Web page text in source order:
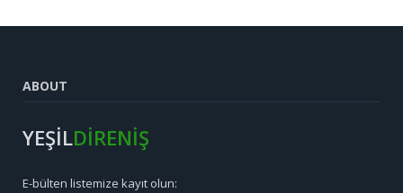
ABOUT
YEŞİLDİRENİŞ
E-bülten listemize kayıt olun: